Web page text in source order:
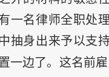
一名律师全职处
抽身出来予以支
一边了。这名前